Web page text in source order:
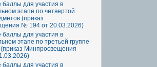
для участия в
этапе по четвертой
(приказ
№ 194 от 20.03.2026)
для участия в
этапе по третьей группе
Минпросвещения
для участия в